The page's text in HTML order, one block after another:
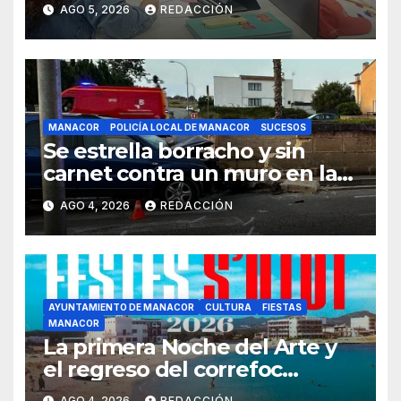
AGO 5, 2026 REDACCIÓN
MANACOR POLICÍA LOCAL DE MANACOR SUCESOS
Se estrella borracho y sin
carnet contra un muro en la
ronda del Port de Manacor y
lo destroza
AGO 4, 2026 REDACCIÓN
AYUNTAMIENTO DE MANACOR CULTURA
FIESTAS
MANACOR
La primera Noche del Arte y
el regreso del correfoc
marcan las Fiestas de Verano